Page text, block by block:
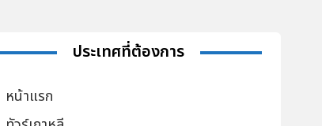
ประเทศที่ต้องการ
หน้าแรก